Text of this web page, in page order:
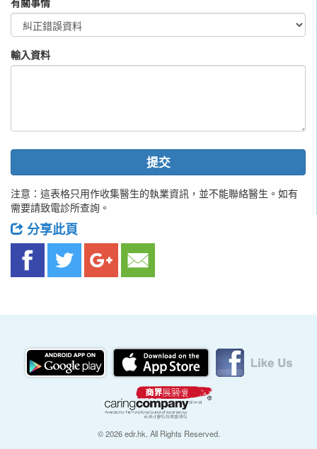
輸入資料
提交
注意：這表格只用作收集醫生的執業資訊，並不能聯絡醫生。如有
需要請致電診所查詢。
分享此頁
© 2026 edr.hk, All Rights Reserved.